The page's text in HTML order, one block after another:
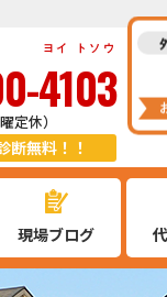
4103
イ トソウ
定休）
断無料！！
現場ブログ